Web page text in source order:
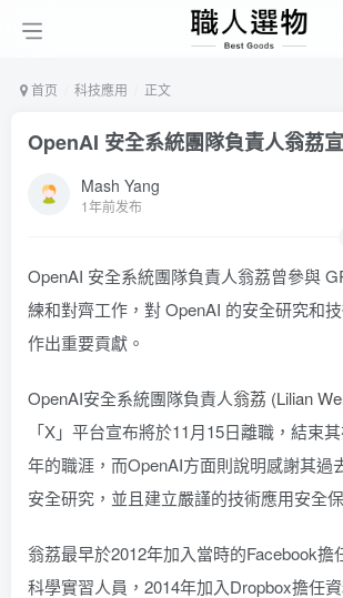
首页 科技應用 正文
OpenAI 安全系統團隊負責人翁荔
Mash Yang
1年前发布
OpenAI 安全系統團隊負責人翁荔曾參與
練和對齊工作，對 OpenAI 的安全研究和
作出重要貢獻。
OpenAI安全系統團隊負責人翁荔 (Lilian
「X」平台宣布將於11月15日離職，結束
年的職涯，而OpenAI方面則說明感謝其過
安全研究，並且建立嚴謹的技術應用安全
翁荔最早於2012年加入當時的Facebook擔
科學實習人員，2014年加入Dropbox擔任